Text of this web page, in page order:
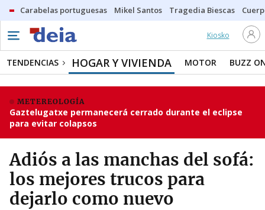
Carabelas portuguesas Mikel Santos Tragedia Biescas
Kiosko
TENDENCIAS HOGAR Y VIVIENDA MOTOR BUZZ
METEREOLOGÍA
Gaztelugatxe permanecerá cerrado durante el eclipse
para evitar colapsos
Adiós a las manchas del sofá:
los mejores trucos para
dejarlo como nuevo